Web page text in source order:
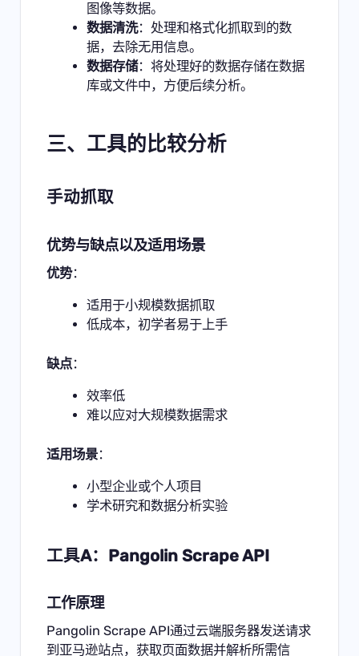
图像等数据。
数据清洗：处理和格式化抓取到的数
据，去除无用信息。
数据存储：将处理好的数据存储在数据
库或文件中，方便后续分析。
三、工具的比较分析
手动抓取
优势与缺点以及适用场景
优势：
适用于小规模数据抓取
低成本，初学者易于上手
缺点：
效率低
难以应对大规模数据需求
适用场景：
小型企业或个人项目
学术研究和数据分析实验
工具A：Pangolin Scrape API
工作原理
Pangolin Scrape API通过云端服务器发送请求
到亚马逊站点，获取页面数据并解析所需信